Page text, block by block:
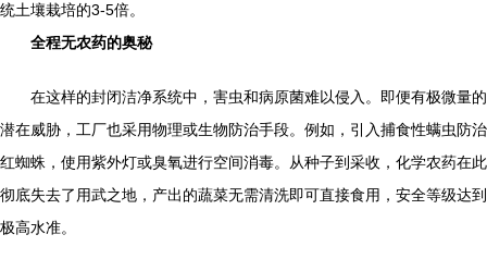
统土壤栽培的3-5倍。
全程无农药的奥秘
在这样的封闭洁净系统中，害虫和病原菌难以侵入。即便有极微量的
潜在威胁，工厂也采用物理或生物防治手段。例如，引入捕食性螨虫防治
红蜘蛛，使用紫外灯或臭氧进行空间消毒。从种子到采收，化学农药在此
彻底失去了用武之地，产出的蔬菜无需清洗即可直接食用，安全等级达到
极高水准。